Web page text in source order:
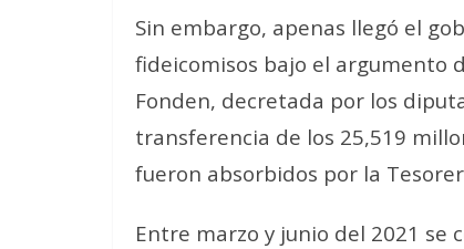
Sin embargo, apenas llegó el
fideicomisos bajo el argumento
Fonden, decretada por los
transferencia de los 25,519
fueron absorbidos por la
Entre marzo y junio del 2021 se